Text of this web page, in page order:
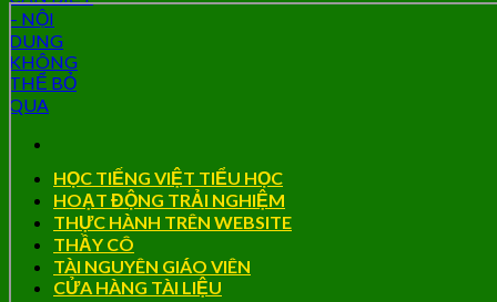
HỌC TIẾNG VIỆT TIỂU HỌC
HOẠT ĐỘNG TRẢI NGHIỆM
THỰC HÀNH TRÊN WEBSITE
THẦY CÔ
TÀI NGUYÊN GIÁO VIÊN
CỬA HÀNG TÀI LIỆU